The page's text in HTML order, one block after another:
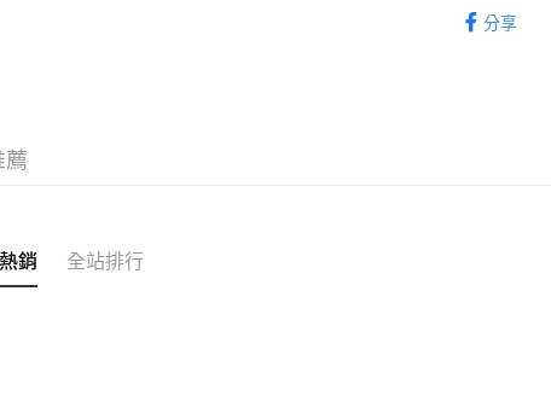
分享
銷 全站排行